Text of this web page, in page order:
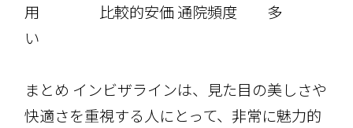
用 比較的安価 通院頻度 多
い
まとめ インビザラインは、見た目の美しさや
快適さを重視する人にとって、非常に魅力的